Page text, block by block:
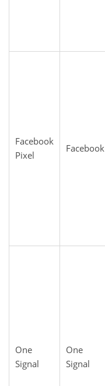
Facebook
Pixel
Facebook
One
Signal
One
Signal